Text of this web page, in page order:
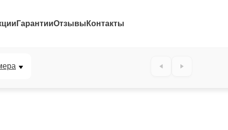
ГарантииОтзывы Контакты